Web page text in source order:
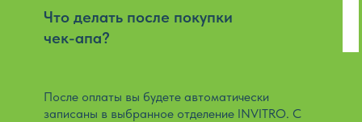
Что делать после покупки
чек-апа?
После оплаты вы будете автоматически
записаны в выбранное отделение INVITRO. С